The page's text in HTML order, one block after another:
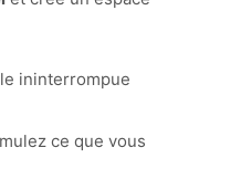
ininterrompue
ce que vous